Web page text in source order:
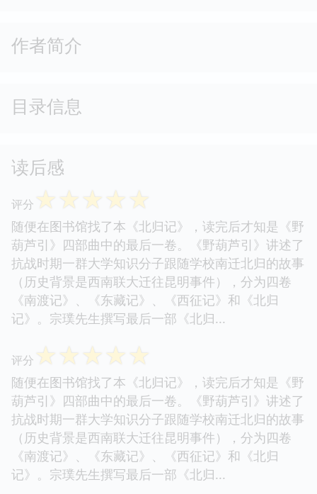
作者简介
目录信息
读后感
评分 ☆☆☆☆☆
随便在图书馆找了本《北归记》，读完后才知是《野
葫芦引》四部曲中的最后一卷。《野葫芦引》讲述了
抗战时期一群大学知识分子跟随学校南迁北归的故事
（历史背景是西南联大迁往昆明事件），分为四卷
《南渡记》、《东藏记》、《西征记》和《北归
记》。宗璞先生撰写最后一部《北归...
评分 ☆☆☆☆☆
随便在图书馆找了本《北归记》，读完后才知是《野
葫芦引》四部曲中的最后一卷。《野葫芦引》讲述了
抗战时期一群大学知识分子跟随学校南迁北归的故事
（历史背景是西南联大迁往昆明事件），分为四卷
《南渡记》、《东藏记》、《西征记》和《北归
记》。宗璞先生撰写最后一部《北归...